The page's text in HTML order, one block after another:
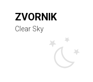
ZVORNIK
Clear Sky